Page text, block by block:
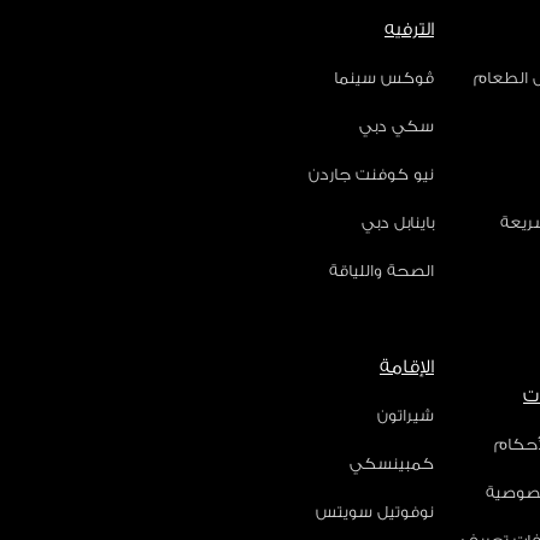
الطعام
الترفيه
ڤوكس سينما
سكي دبي
نيو كوفنت جاردن
باينابل دبي
الصحة واللياقة
الإقامة
شيراتون
كمبينسكي
نوفوتيل سويتس